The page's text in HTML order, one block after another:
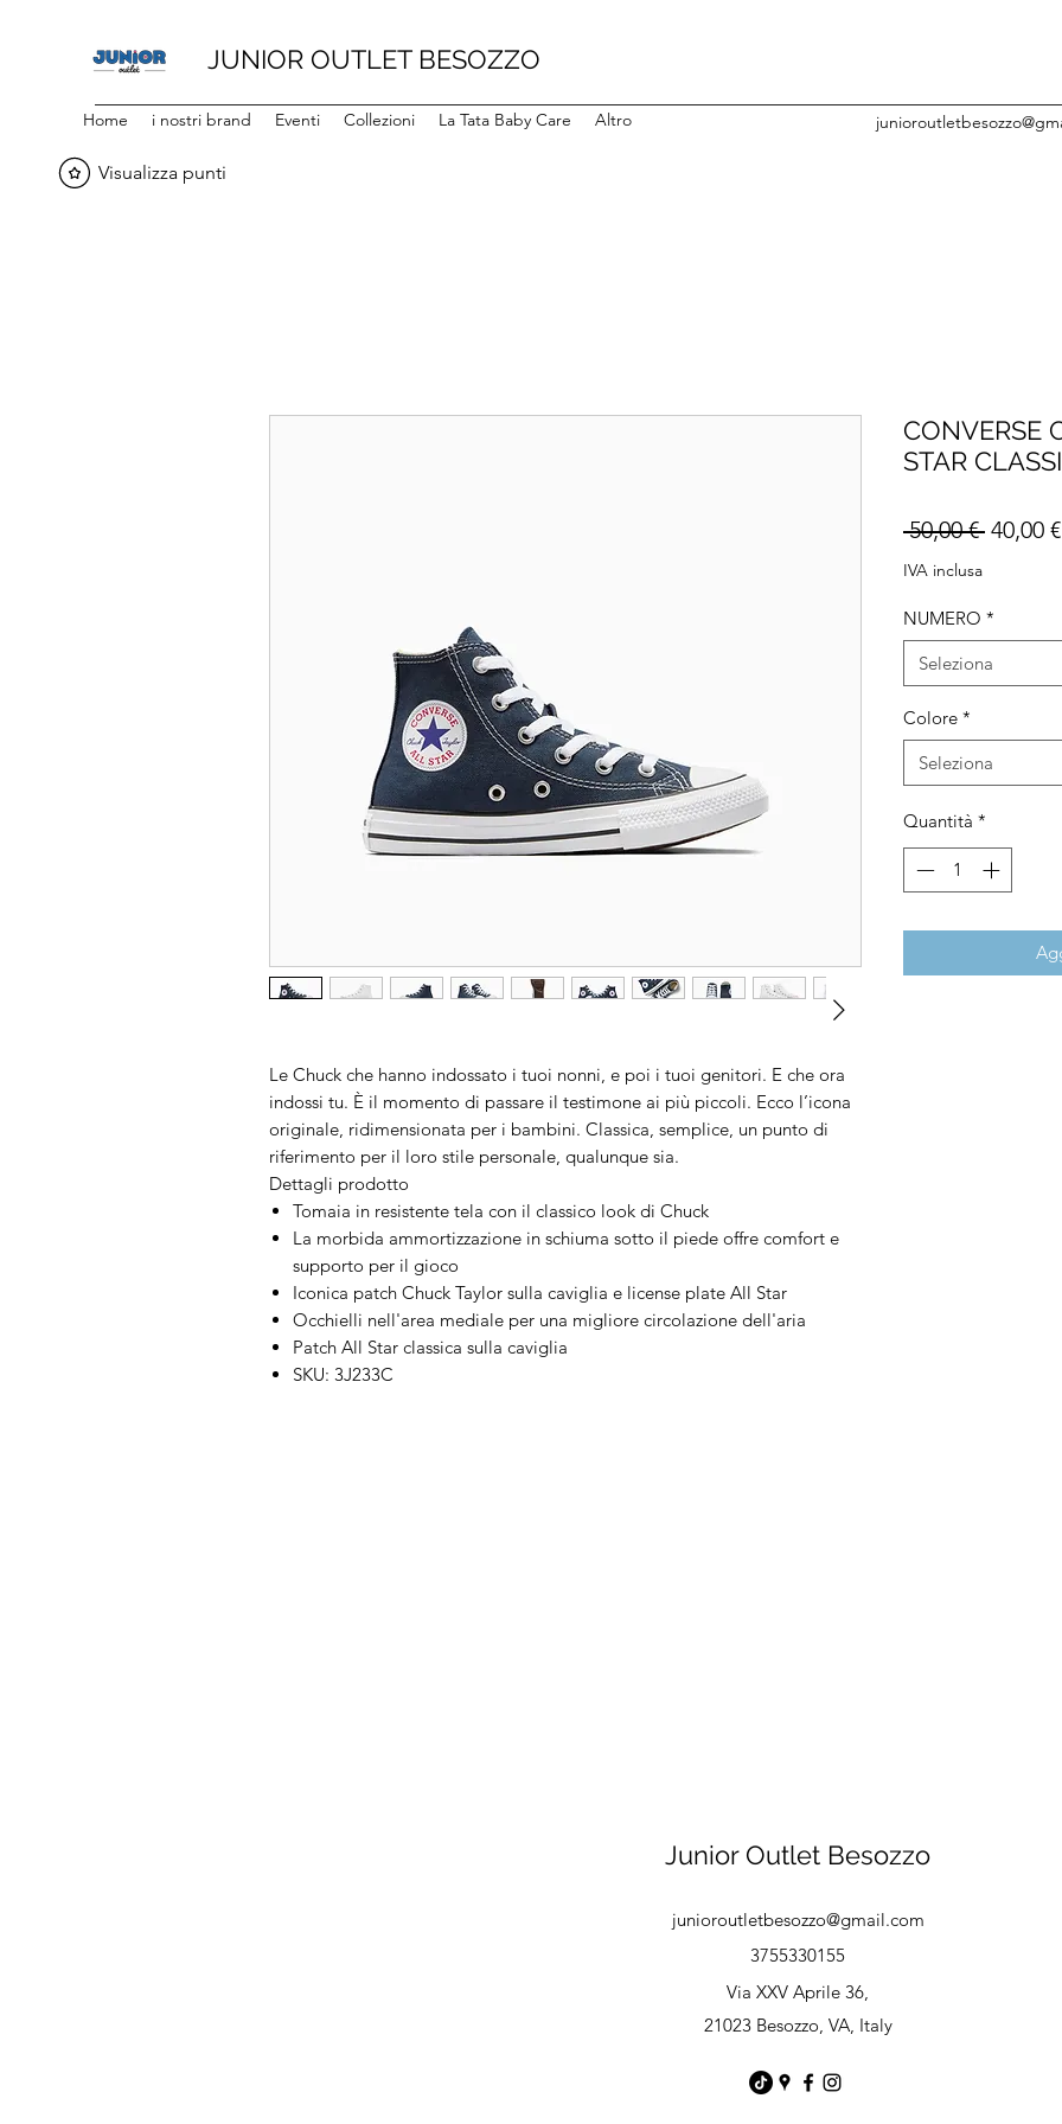
JUNIOR OUTLET BESOZZO
Home i nostri brand Eventi Collezioni La Tata Baby Care Altro
Visualizza punti
Le Chuck che hanno indossato i tuoi nonni, e poi i tuoi genitori. E che ora
indossi tu. È il momento di passare il testimone ai più piccoli. Ecco l’icona
originale, ridimensionata per i bambini. Classica, semplice, un punto di
riferimento per il loro stile personale, qualunque sia.
Dettagli prodotto
Tomaia in resistente tela con il classico look di Chuck
La morbida ammortizzazione in schiuma sotto il piede offre comfort e
supporto per il gioco
Iconica patch Chuck Taylor sulla caviglia e license plate All Star
Occhielli nell'area mediale per una migliore circolazione dell'aria
Patch All Star classica sulla caviglia
SKU: 3J233C
CONVERSE
STAR
50,00 € Prezzo
40,00 €
IVA inclusa
NUMERO *
Seleziona
Colore *
Seleziona
Quantità *
Junior Outlet Besozzo
junioroutletbesozzo@gmail.com
3755330155
Via XXV Aprile 36,
21023 Besozzo, VA, Italy